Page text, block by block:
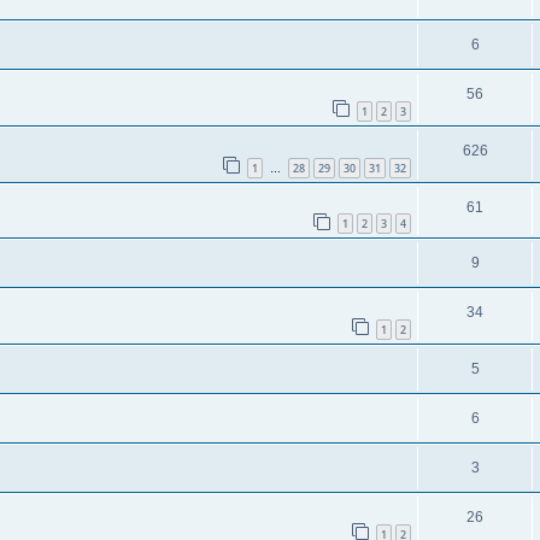
6
1 2 3
56
1 … 28 29 30 31 32
626
1 2 3 4
61
9
1 2
34
5
6
3
1 2
26